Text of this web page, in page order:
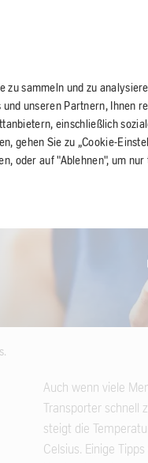
zu sammeln und zu
unseren Partnern, Ihnen
einschließlich
gehen Sie zu „Cookie-
oder auf "Ablehnen", um nur
Auch wenn viele
Transporter schnell
steigt die
Celsius. Einige